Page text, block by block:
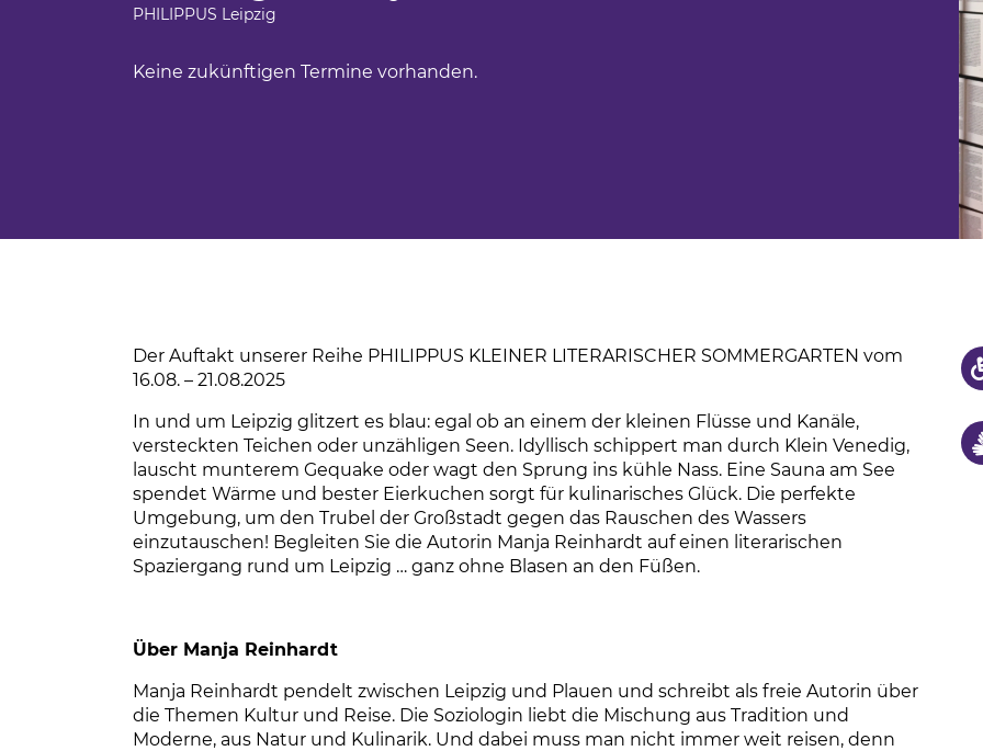
Ferienfahrten für Menschen mit Autismus
Sportwochen der Wolfgang-Mutzeck-Schule
PHILIPPUS Leipzig
Keine zukünftigen Termine vorhanden.
Der Auftakt unserer Reihe PHILIPPUS KLEINER LITERARISCHER SOMMERGARTEN vom
16.08. – 21.08.2025
In und um Leipzig glitzert es blau: egal ob an einem der kleinen Flüsse und Kanäle,
versteckten Teichen oder unzähligen Seen. Idyllisch schippert man durch Klein Venedig,
lauscht munterem Gequake oder wagt den Sprung ins kühle Nass. Eine Sauna am See
spendet Wärme und bester Eierkuchen sorgt für kulinarisches Glück. Die perfekte
Umgebung, um den Trubel der Großstadt gegen das Rauschen des Wassers
einzutauschen! Begleiten Sie die Autorin Manja Reinhardt auf einen literarischen
Spaziergang rund um Leipzig … ganz ohne Blasen an den Füßen.
Über Manja Reinhardt
Manja Reinhardt pendelt zwischen Leipzig und Plauen und schreibt als freie Autorin über
die Themen Kultur und Reise. Die Soziologin liebt die Mischung aus Tradition und
Moderne, aus Natur und Kulinarik. Und dabei muss man nicht immer weit reisen, denn